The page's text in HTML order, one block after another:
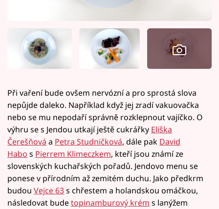
Při vaření bude ovšem nervózní a pro sprostá slova
nepůjde daleko. Například když jej zradí vakuovačka
nebo se mu nepodaří správně rozklepnout vajíčko. O
výhru se s Jendou utkají ještě cukrářky Eliška
Čerešňová a Petra Studničková, dále pak David
Habo s Pierrem Klimeczkem, kteří jsou známí ze
slovenských kuchařských pořadů. Jendovo menu se
ponese v přírodním až zemitém duchu. Jako předkrm
budou Vejce 63s chřestem a holandskou omáčkou,
následovat budetopinamburový krém s lanýžem